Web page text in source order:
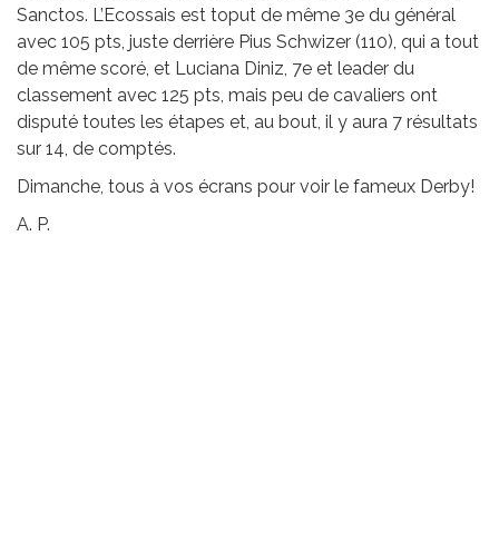
Sanctos. L’Ecossais est toput de même 3e du général
avec 105 pts, juste derrière Pius Schwizer (110), qui a tout
de même scoré, et Luciana Diniz, 7e et leader du
classement avec 125 pts, mais peu de cavaliers ont
disputé toutes les étapes et, au bout, il y aura 7 résultats
sur 14, de comptés.
Dimanche, tous à vos écrans pour voir le fameux Derby!
A. P.